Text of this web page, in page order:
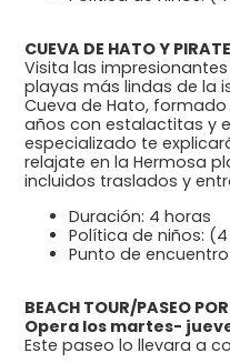
CUEVA DE HATO Y
Visita las
playas más lindas de la
Cueva de Hato,
años con estalactitas y
especializado te
relajate en la Hermosa
incluidos traslados y
Duración: 4 horas
Política de niños:
Punto de
BEACH TOUR/PASEO
Opera los martes-
Este paseo lo llevara a